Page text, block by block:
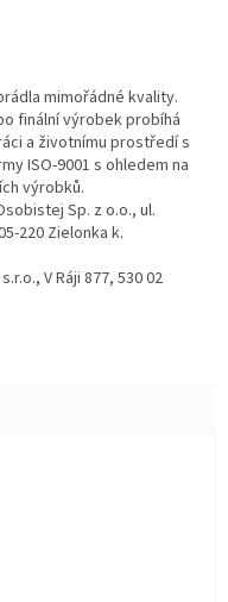
mimořádné kvality.
finální výrobek probíhá
a životnímu prostředí s
ISO-9001 s ohledem na
výrobků.
Sp. z o.o., ul.
220 Zielonka k.
V Ráji 877, 530 02
5 hvězdiček.